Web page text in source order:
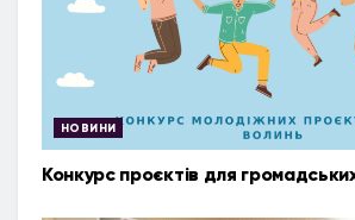
НОВИНИ
Конкурс проєктів для